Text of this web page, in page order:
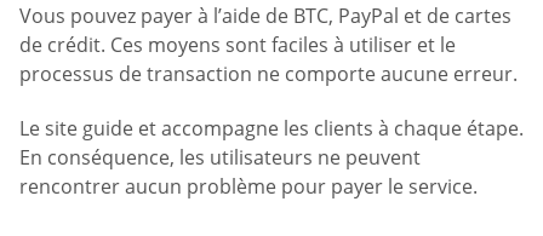
Vous pouvez payer à l’aide de BTC, PayPal et de cartes
de crédit. Ces moyens sont faciles à utiliser et le
processus de transaction ne comporte aucune erreur.
Le site guide et accompagne les clients à chaque étape.
En conséquence, les utilisateurs ne peuvent
rencontrer aucun problème pour payer le service.